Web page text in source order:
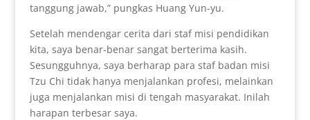
tanggung jawab,” pungkas Huang Yun-yu.
Setelah mendengar cerita dari staf misi pendidikan
kita, saya benar-benar sangat berterima kasih.
Sesungguhnya, saya berharap para staf badan misi
Tzu Chi tidak hanya menjalankan profesi, melainkan
juga menjalankan misi di tengah masyarakat. Inilah
harapan terbesar saya.